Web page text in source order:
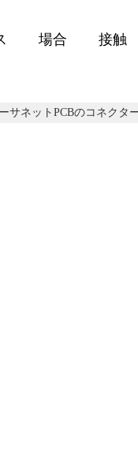
場合 接触
サネットPCBのコネクタ